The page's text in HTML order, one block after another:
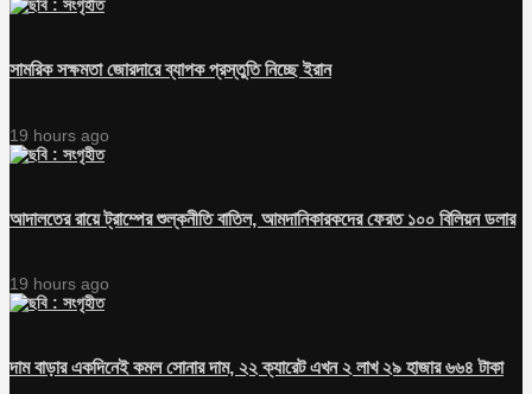
সামরিক সক্ষমতা জোরদারে ব্যাপক প্রস্তুতি নিচ্ছে ইরান
19 hours ago
আদালতের রায়ে ট্রাম্পের শুল্কনীতি বাতিল, আমদানিকারকদের ফেরত ১০০ বিলিয়ন ডলার
19 hours ago
দাম বাড়ার একদিনেই কমল সোনার দাম, ২২ ক্যারেট এখন ২ লাখ ২৯ হাজার ৬৬৪ টাকা